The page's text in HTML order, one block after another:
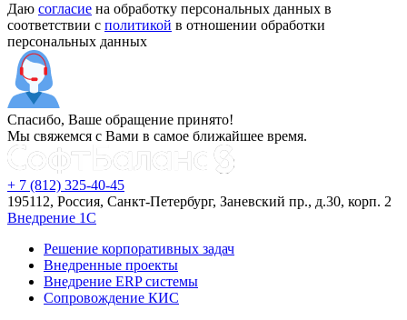
Даю согласие на обработку персональных данных в
соответствии с политикой в отношении обработки
персональных данных
Спасибо, Ваше обращение принято!
Мы свяжемся с Вами в самое ближайшее время.
+ 7 (812) 325-40-45
195112, Россия, Санкт-Петербург, Заневский пр., д.30, корп. 2
Внедрение 1С
Решение корпоративных задач
Внедренные проекты
Внедрение ERP системы
Сопровождение КИС